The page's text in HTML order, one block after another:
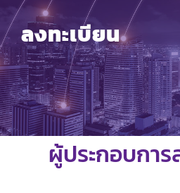
ลงทะเบียน
ผู้ประกอบการ